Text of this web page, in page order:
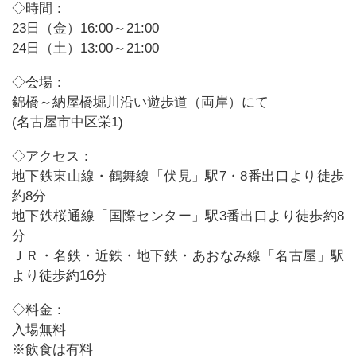
◇時間：
23日（金）16:00～21:00
24日（土）13:00～21:00
◇会場：
錦橋～納屋橋堀川沿い遊歩道（両岸）にて
(名古屋市中区栄1)
◇アクセス：
地下鉄東山線・鶴舞線「伏見」駅7・8番出口より徒歩
約8分
地下鉄桜通線「国際センター」駅3番出口より徒歩約8
分
ＪＲ・名鉄・近鉄・地下鉄・あおなみ線「名古屋」駅
より徒歩約16分
◇料金：
入場無料
※飲食は有料